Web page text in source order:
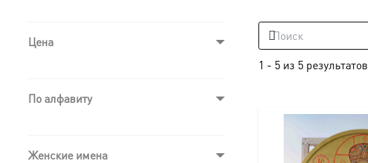
Цена
По алфавиту
Женские имена
1 - 5 из 5 результатов